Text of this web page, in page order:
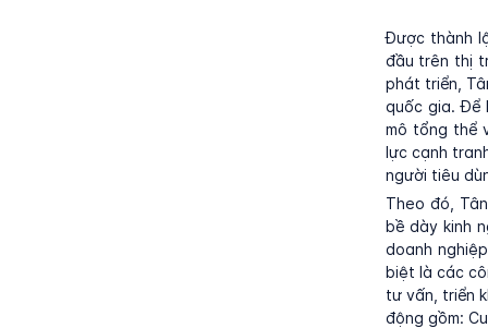
Được thành
đầu trên thị
phát triển,
quốc gia. Để
mô tổng thể
lực cạnh
người tiêu
Theo đó,
bề dày kinh
doanh
biệt là các
tư vấn, triển
động gồm: